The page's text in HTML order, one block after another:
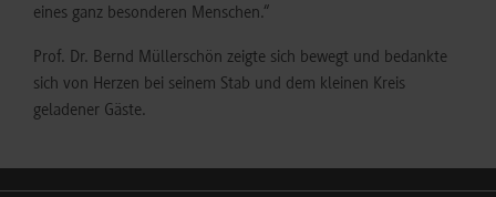
eines ganz besonderen Menschen.“
Prof. Dr. Bernd Müllerschön zeigte sich bewegt und bedankte
sich von Herzen bei seinem Stab und dem kleinen Kreis
geladener Gäste.